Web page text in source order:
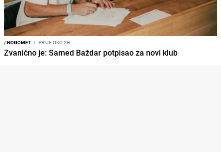
/NOGOMET I PRIJE OKO 2H
Zvanično je: Samed Baždar potpisao za novi klub